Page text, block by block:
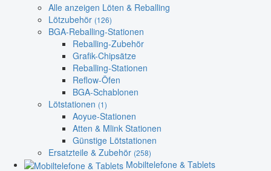
Alle anzeigen Löten & Reballing
Lötzubehör (126)
BGA-Reballing-Stationen
Reballing-Zubehör
Grafik-Chipsätze
Reballing-Stationen
Reflow-Öfen
BGA-Schablonen
Lötstationen (1)
Aoyue-Stationen
Atten & Mlink Stationen
Günstige Lötstationen
Ersatzteile & Zubehör (258)
Mobiltelefone & Tablets